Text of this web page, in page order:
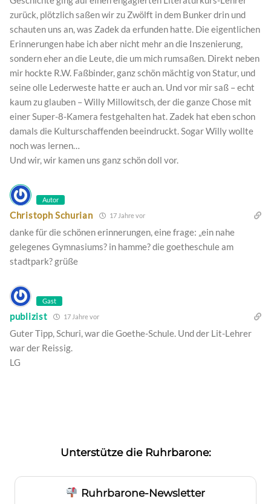
zurück, plötzlich saßen wir zu Zwölft in dem Bunker drin und
schauten uns an, was Zadek da erfunden hatte. Die eigentlichen
Erinnerungen habe ich aber nicht mehr an die Inszenierung,
sondern eher an die Leute, die um mich rumsaßen. Direkt neben
mir hockte R.W. Faßbinder, ganz schön mächtig von Statur, und
seine olle Lederweste hatte er auch an. Und vor mir saß – echt
kaum zu glauben – Willy Millowitsch, der die ganze Chose mit
einer Super-8-Kamera festgehalten hat. Zadek hat eben schon
damals die Kulturschaffenden beeindruckt. Sogar Willy wollte
noch was lernen…
Und wir, wir kamen uns ganz schön doll vor.
Autor
Christoph Schurian 17 Jahre vor
danke für die schönen erinnerungen, eine frage: „ein nahe
gelegenes Gymnasiums? in hamme? die goetheschule am
stadtpark? grüße
Gast
publizist 17 Jahre vor
Guter Tipp, Schuri, war die Goethe-Schule. Und der Lit-Lehrer
war der Reissig.
LG
Unterstütze die Ruhrbarone:
Ruhrbarone-Newsletter